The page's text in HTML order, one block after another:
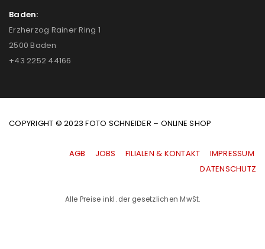
Baden:
Erzherzog Rainer Ring 1
2500 Baden
+43 2252 44166
COPYRIGHT © 2023 FOTO SCHNEIDER – ONLINE SHOP
AGB JOBS FILIALEN & KONTAKT
IMPRESSUM
|DATENSCHUTZ
Alle Preise inkl. der gesetzlichen MwSt.